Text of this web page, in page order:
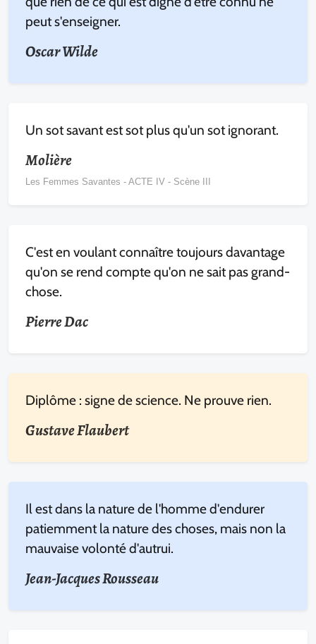
peut s'enseigner.
Oscar Wilde
Un sot savant est sot plus qu'un sot ignorant.
Molière
Les Femmes Savantes - ACTE IV - Scène III
C'est en voulant connaître toujours davantage
qu'on se rend compte qu'on ne sait pas grand-
chose.
Pierre Dac
Diplôme : signe de science. Ne prouve rien.
Gustave Flaubert
Il est dans la nature de l'homme d'endurer
patiemment la nature des choses, mais non la
mauvaise volonté d'autrui.
Jean-Jacques Rousseau